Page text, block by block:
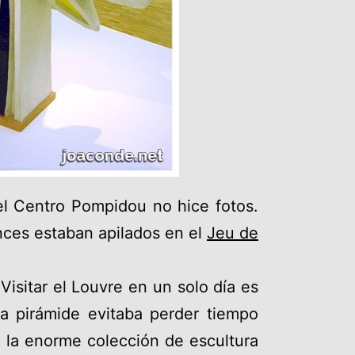
Centro Pompidou no hice fotos.
estaban apilados en el Jeu de
el Louvre en un solo día es
pirámide evitaba perder tiempo
enorme colección de escultura